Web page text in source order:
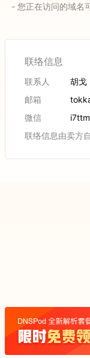
- 您正在访问的域名
联络信息
联系人
胡戈
邮箱
微信
联络信息由卖方